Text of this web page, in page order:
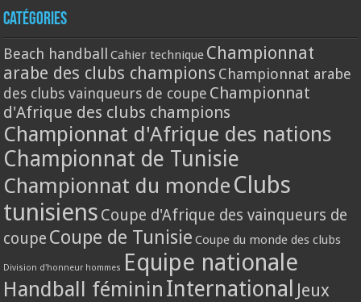
Catégories
Beach handball Cahier technique Championnat
arabe des clubs champions Championnat arabe
des clubs vainqueurs de coupe Championnat
d'Afrique des clubs champions
Championnat d'Afrique des nations
Championnat de Tunisie
Championnat du monde Clubs
tunisiens Coupe d'Afrique des vainqueurs de
coupe Coupe de Tunisie Coupe du monde des clubs
Division d'honneur hommes Equipe nationale
Handball féminin International Jeux